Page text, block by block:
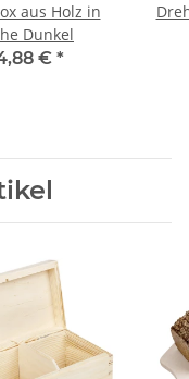
aus Holz in
Dunkel
€ *